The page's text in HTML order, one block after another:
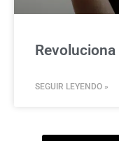
SEGUIR LEYENDO »